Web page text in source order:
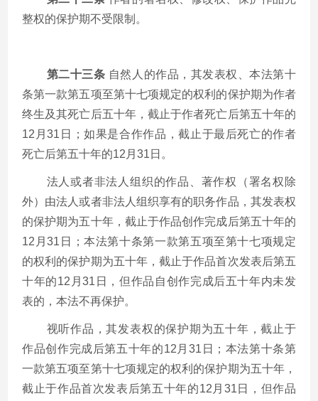
整权的保护期不受限制。
第二十三条 自然人的作品，其发表权、本法第十
条第一款第五项至第十七项规定的权利的保护期为作者
终生及其死亡后五十年，截止于作者死亡后第五十年的
12 月31 日；如果是合作作品，截止于最后死亡的作者
死亡后第五十年的12 月 31 日。
法人或者非法人组织的作品、著作权（署名权除
外）由法人或者非法人组织享有的职务作品，其发表权
的保护期为五十年，截止于作品创作完成后第五十年的
12 月31 日；本法第十条第一款第五项至第十七项规定
的权利的保护期为五十年，截止于作品首次发表后第五
十年的12 月31 日，但作品自创作完成后五十年内未发
表的，本法不再保护。
视听作品，其发表权的保护期为五十年，截止于
作品创作完成后第五十年的12 月 31 日；本法第十条第
一款第五项至第十七项规定的权利的保护期为五十年，
截止于作品首次发表后第五十年的12 月 31 日，但作品